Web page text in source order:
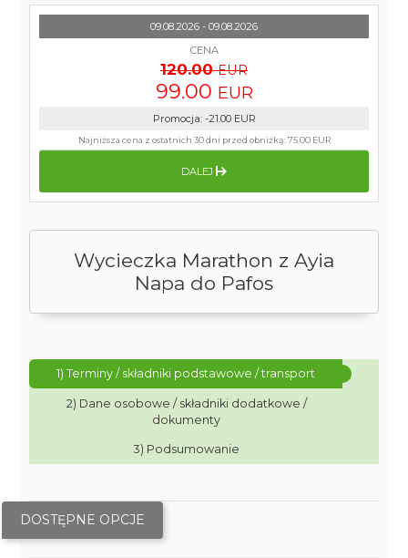
Wycieczka Marathon z Ayia
Napa do Pafos
1) Terminy / składniki podstawowe / transport
2) Dane osobowe / składniki dodatkowe /
dokumenty
3) Podsumowanie
DOSTĘPNE OPCJE
09.08.2026 - 09.08.2026
CENA
120.00 EUR
99.00 EUR
Promocja: -21.00 EUR
Najniższa cena z ostatnich 30 dni przed obniżką:75.00 EUR
DALEJ